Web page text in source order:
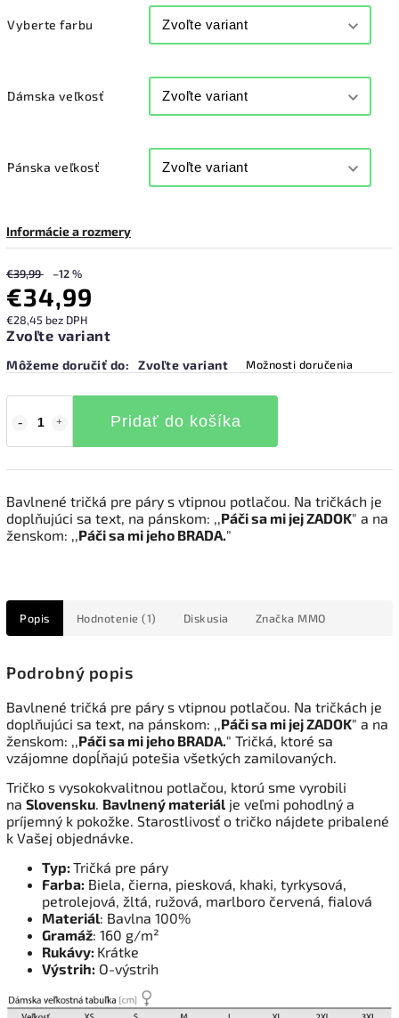
Vyberte farbu
Dámska veľkosť
Pánska veľkosť
Informácie a rozmery
€39,99 –12 %
€34,99
€28,45 bez DPH
Zvoľte variant
Môžeme doručiť do: Zvoľte variant Možnosti doručenia
Pridať do košíka
Bavlnené tričká pre páry s vtipnou potlačou. Na tričkách je
doplňujúci sa text, na pánskom: ,,Páči sa mi jej ZADOK" a na
ženskom: ,,Páči sa mi jeho BRADA."
Popis Hodnotenie (1) Diskusia Značka MMO
Podrobný popis
Bavlnené tričká pre páry s vtipnou potlačou. Na tričkách je
doplňujúci sa text, na pánskom: ,,Páči sa mi jej ZADOK" a na
ženskom: ,,Páči sa mi jeho BRADA." Tričká, ktoré sa
vzájomne dopĺňajú potešia všetkých zamilovaných.
Tričko s vysokokvalitnou potlačou, ktorú sme vyrobili
na Slovensku. Bavlnený materiál je veľmi pohodlný a
príjemný k pokožke. Starostlivosť o tričko nájdete pribalené
k Vašej objednávke.
Typ: Tričká pre páry
Farba: Biela, čierna, piesková, khaki, tyrkysová,
petrolejová, žltá, ružová, marlboro červená, fialová
Materiál: Bavlna 100%
Gramáž: 160 g/m²
Rukávy: Krátke
Výstrih: O-výstrih